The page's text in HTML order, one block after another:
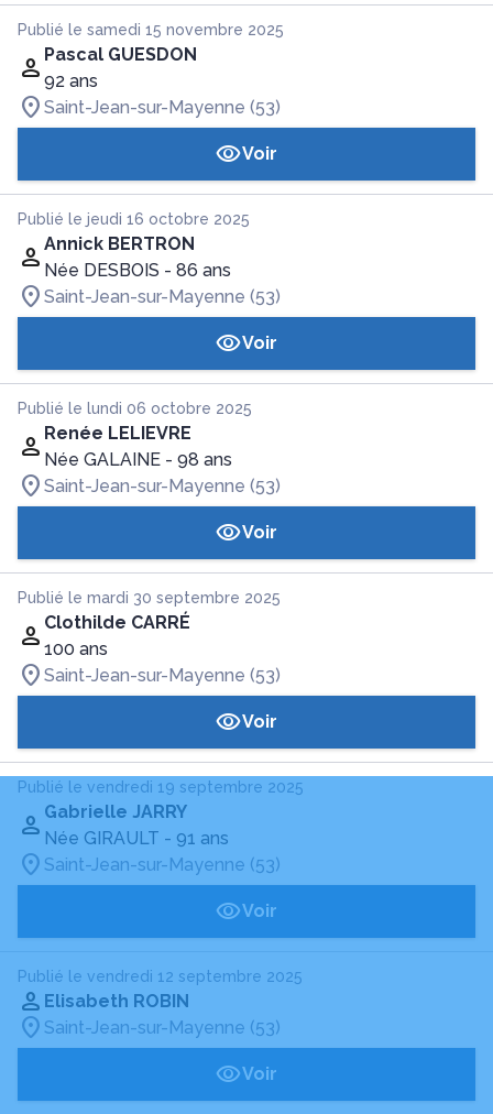
Publié le samedi 15 novembre 2025
Pascal GUESDON
92 ans
Saint-Jean-sur-Mayenne (53)
Voir
Publié le jeudi 16 octobre 2025
Annick BERTRON
Née DESBOIS - 86 ans
Saint-Jean-sur-Mayenne (53)
Voir
Publié le lundi 06 octobre 2025
Renée LELIEVRE
Née GALAINE - 98 ans
Saint-Jean-sur-Mayenne (53)
Voir
Publié le mardi 30 septembre 2025
Clothilde CARRÉ
100 ans
Saint-Jean-sur-Mayenne (53)
Voir
Publié le vendredi 19 septembre 2025
Gabrielle JARRY
Née GIRAULT - 91 ans
Saint-Jean-sur-Mayenne (53)
Voir
Publié le vendredi 12 septembre 2025
Elisabeth ROBIN
Saint-Jean-sur-Mayenne (53)
Voir